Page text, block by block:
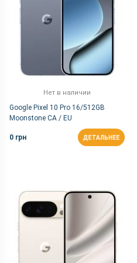
Нет в наличии
Google Pixel 10 Pro 16/512GB
Moonstone CA / EU
0 грн ДЕТАЛЬНЕЕ